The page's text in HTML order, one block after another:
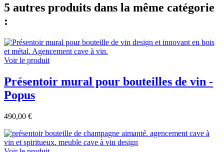
5 autres produits dans la même catégorie
:
Voir le produit
Présentoir mural pour bouteilles de vin -
Popus
490,00 €